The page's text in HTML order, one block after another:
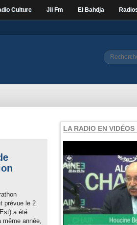
Culture Jil Fm El Bahdja
Rechercher
prévue le 2
a été
même année,
LA RADIO EN VIDÉOS